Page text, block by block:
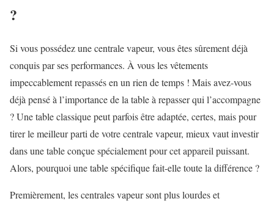
?
Si vous possédez une centrale vapeur, vous êtes sûrement déjà
conquis par ses performances. À vous les vêtements
impeccablement repassés en un rien de temps ! Mais avez-vous
déjà pensé à l’importance de la table à repasser qui l’accompagne
? Une table classique peut parfois être adaptée, certes, mais pour
tirer le meilleur parti de votre centrale vapeur, mieux vaut investir
dans une table conçue spécialement pour cet appareil puissant.
Alors, pourquoi une table spécifique fait-elle toute la différence ?
Premièrement, les centrales vapeur sont plus lourdes et